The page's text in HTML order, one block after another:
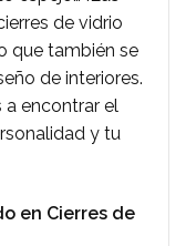
de vidrio
que también se
de interiores.
a encontrar el
y tu
en Cierres de